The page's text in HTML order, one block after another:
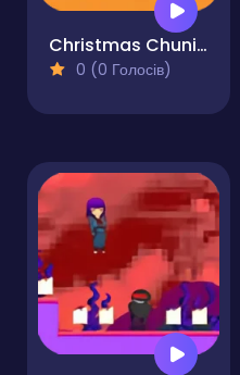
Christmas Chuni Bot
0 (0 Голосів)